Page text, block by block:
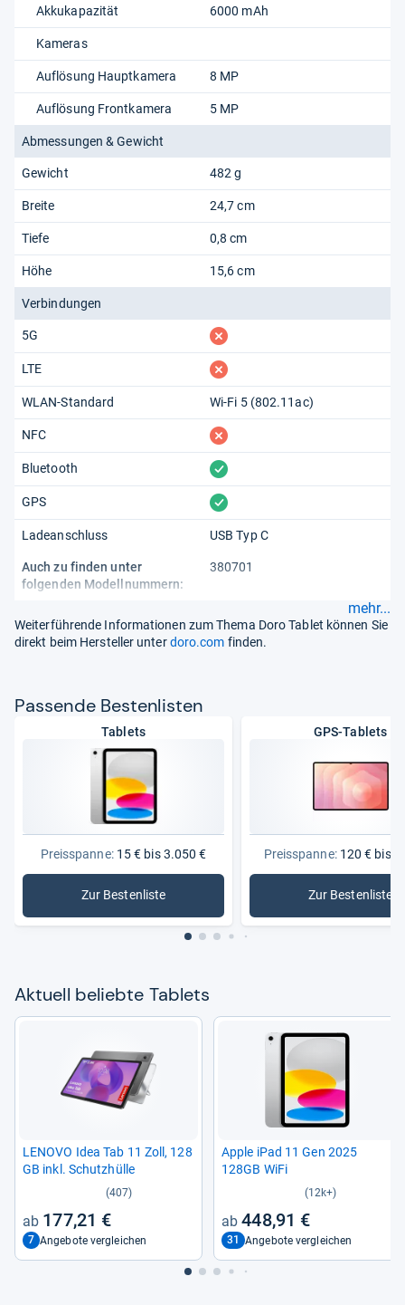
Akkukapazität 6000 mAh
Kameras
Auflösung Hauptkamera 8 MP
Auflösung Frontkamera 5 MP
Abmessungen & Gewicht
Gewicht 482 g
Breite 24,7 cm
Tiefe 0,8 cm
Höhe 15,6 cm
Verbindungen
5G fehlt
LTE fehlt
WLAN-Standard Wi-Fi 5 (802.11​ac)
NFC fehlt
Bluetooth vorhanden
GPS vorhanden
Ladeanschluss USB Typ C
Auch zu finden unter
folgenden Modellnummern:
380701
mehr...
Weiterführende Informationen zum Thema Doro Tablet können Sie
direkt beim Hersteller unterdoro.com finden.
Pas­sende Bes­ten­lis­ten
Tablets
Preisspanne:15 € bis 3.050 €
Zur Bestenliste
: Tablets
GPS-Tablets
Preisspanne:120 € bis
Zur Bestenliste
: GPS-
Aktu­ell beliebte Tablets
LENOVO Idea Tab 11 Zoll, 128
GB inkl. Schutz­hülle
(407)
177,21 €
7 Angebote vergleichen
Apple iPad 11 Gen 2025
128GB WiFi
(12k+)
448,91 €
31 Angebote vergleichen